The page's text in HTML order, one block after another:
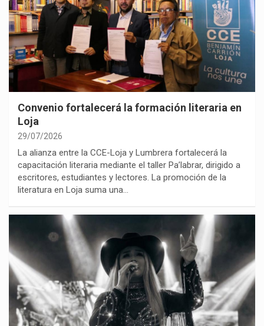
Convenio fortalecerá la formación literaria en
Loja
29/07/2026
La alianza entre la CCE-Loja y Lumbrera fortalecerá la
capacitación literaria mediante el taller Pa’labrar, dirigido a
escritores, estudiantes y lectores. La promoción de la
literatura en Loja suma una…